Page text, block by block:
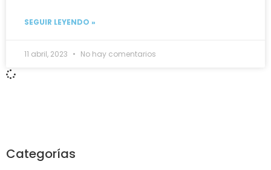
SEGUIR LEYENDO »
11 abril, 2023 No hay comentarios
Categorías